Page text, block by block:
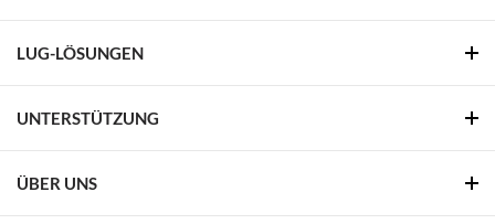
LUG-LÖSUNGEN
UNTERSTÜTZUNG
ÜBER UNS